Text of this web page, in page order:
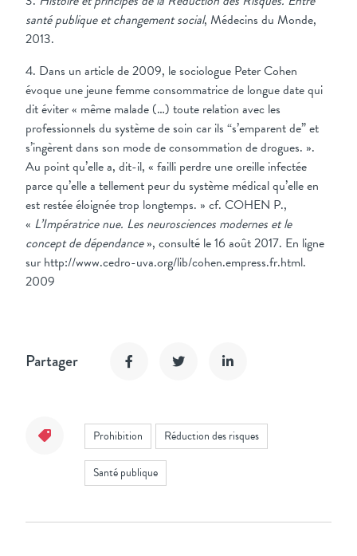
santé publique et changement social, Médecins du Monde,
2013.
4. Dans un article de 2009, le sociologue Peter Cohen
évoque une jeune femme consommatrice de longue date qui
dit éviter « même malade (…) toute relation avec les
professionnels du système de soin car ils “s’emparent de” et
s’ingèrent dans son mode de consommation de drogues. ».
Au point qu’elle a, dit-il, « failli perdre une oreille infectée
parce qu’elle a tellement peur du système médical qu’elle en
est restée éloignée trop longtemps. » cf. COHEN P.,
« L’Impératrice nue. Les neurosciences modernes et le
concept de dépendance», consulté le 16 août 2017. En ligne
sur http://www.cedro-uva.org/lib/cohen.empress.fr.html.
2009
Partager
Prohibition Réduction des risques
Santé publique